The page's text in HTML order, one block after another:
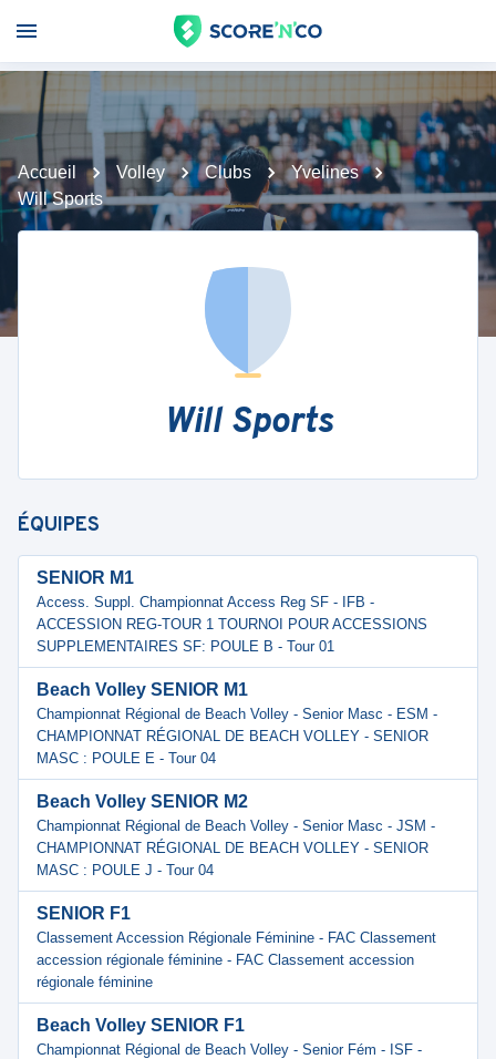
Accueil Volley Clubs
Yvelines
Will Sports
Will Sports
ÉQUIPES
SENIOR M1
Access. Suppl. Championnat Access Reg SF - IFB -
ACCESSION REG-TOUR 1 TOURNOI POUR ACCESSIONS
SUPPLEMENTAIRES SF: POULE B - Tour 01
Beach Volley SENIOR M1
Championnat Régional de Beach Volley - Senior Masc - ESM -
CHAMPIONNAT RÉGIONAL DE BEACH VOLLEY - SENIOR
MASC : POULE E - Tour 04
Beach Volley SENIOR M2
Championnat Régional de Beach Volley - Senior Masc - JSM -
CHAMPIONNAT RÉGIONAL DE BEACH VOLLEY - SENIOR
MASC : POULE J - Tour 04
SENIOR F1
Classement Accession Régionale Féminine - FAC Classement
accession régionale féminine - FAC Classement accession
régionale féminine
Beach Volley SENIOR F1
Championnat Régional de Beach Volley - Senior Fém - ISF -